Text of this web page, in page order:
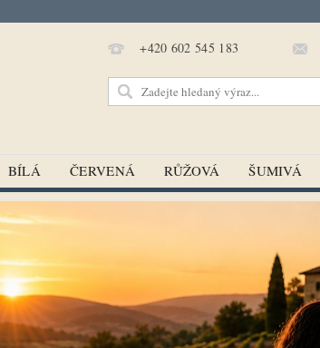
+420 602 545 183
BÍLÁ ČERVENÁ RŮŽOVÁ ŠUMIVÁ